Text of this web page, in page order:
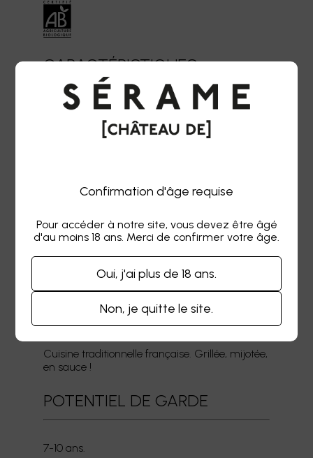
Confirmation d'âge requise
Pour accéder à notre site, vous devez être âgé
d'au moins 18 ans. Merci de confirmer votre âge.
Oui, j'ai plus de 18 ans.
Non, je quitte le site.
CARACTÉRISTIQUES
Vignes : 30 ans
Assemblage : Syrah, Grenache, Mourvèdre
Terroir : Parcelle d’anciens calcosols sur
VINIFICATION & ÉLEVAGES
Vinification parcellaire et par cépage en cuves
béton, élevage de 18 mois en cuves béton et en
fûts, puis assemblage en cuves béton pendant
2 mois avant la mise en bouteille.
ACCORDS
Cuisine traditionnelle française. Grillée, mijotée,
en sauce !
POTENTIEL DE GARDE
7-10 ans.